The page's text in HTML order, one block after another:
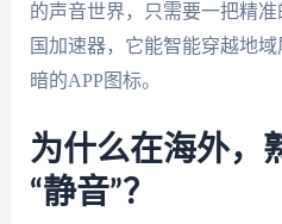
的声音世界，只需要一把精
国加速器，它能智能穿越地
暗的APP图标。
为什么在海外，
“静音”？